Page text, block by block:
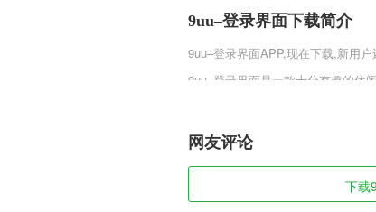
9uu–登录界面下载简介
9uu–登录界面APP,现在下载,新用户
9uu–登录界面是一款十分有趣的休
方，将小球丢进指定的洞里，完
9uu–登录界面软件特色
2,另外，这里为您提供了学习成长
网友评论
下载